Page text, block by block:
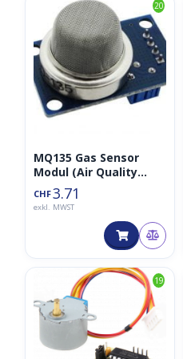
20
MQ135 Gas Sensor
Modul (Air Quality
Sensor/Luftsensor,
MQ-135)
CHF3.71
exkl. MWST
19